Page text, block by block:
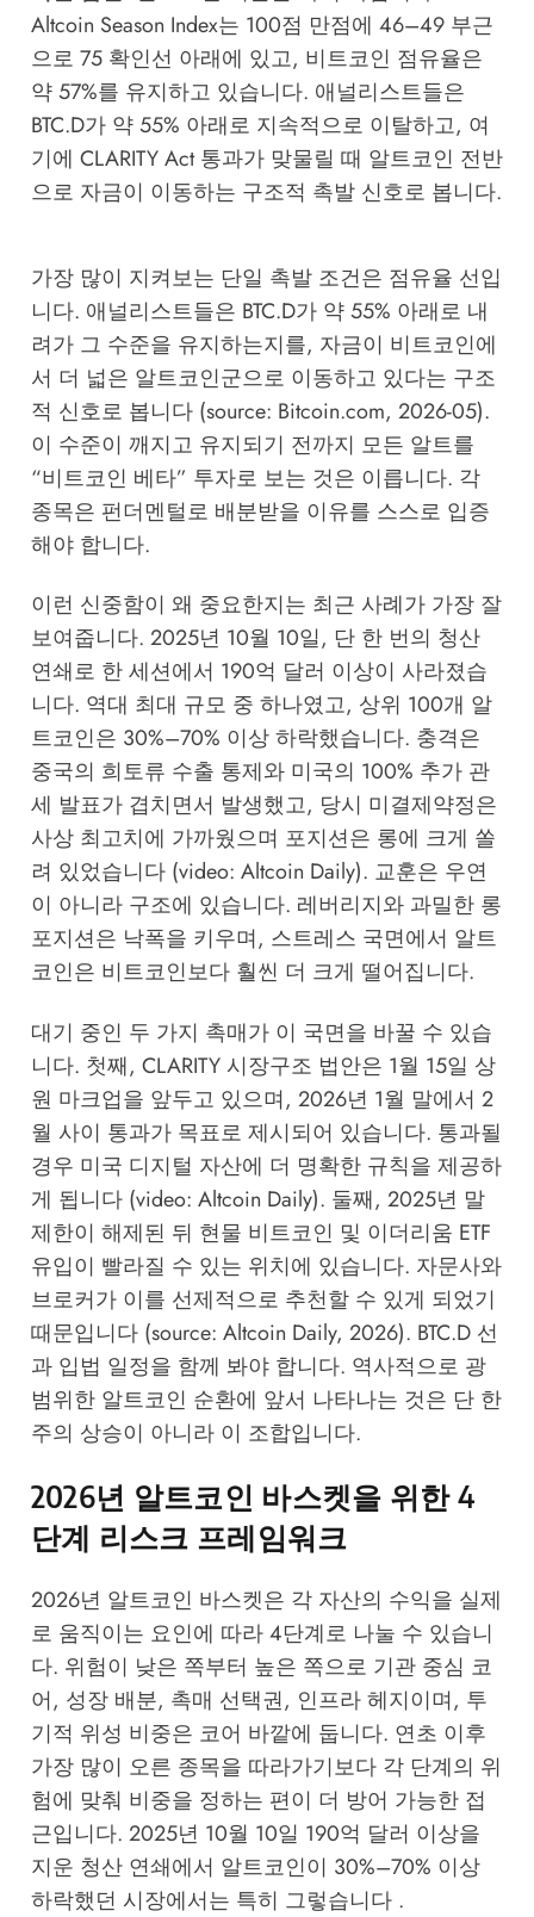
Altcoin Season Index는 100점 만점에 46–49 부근
으로 75 확인선 아래에 있고, 비트코인 점유율은
약 57%를 유지하고 있습니다. 애널리스트들은
BTC.D가 약 55% 아래로 지속적으로 이탈하고, 여
기에 CLARITY Act 통과가 맞물릴 때 알트코인 전반
으로 자금이 이동하는 구조적 촉발 신호로 봅니다.
가장 많이 지켜보는 단일 촉발 조건은 점유율 선입
니다. 애널리스트들은 BTC.D가 약 55% 아래로 내
려가 그 수준을 유지하는지를, 자금이 비트코인에
서 더 넓은 알트코인군으로 이동하고 있다는 구조
적 신호로 봅니다 (source: Bitcoin.com, 2026-05).
이 수준이 깨지고 유지되기 전까지 모든 알트를
“비트코인 베타” 투자로 보는 것은 이릅니다. 각
종목은 펀더멘털로 배분받을 이유를 스스로 입증
해야 합니다.
이런 신중함이 왜 중요한지는 최근 사례가 가장 잘
보여줍니다. 2025년 10월 10일, 단 한 번의 청산
연쇄로 한 세션에서 190억 달러 이상이 사라졌습
니다. 역대 최대 규모 중 하나였고, 상위 100개 알
트코인은 30%–70% 이상 하락했습니다. 충격은
중국의 희토류 수출 통제와 미국의 100% 추가 관
세 발표가 겹치면서 발생했고, 당시 미결제약정은
사상 최고치에 가까웠으며 포지션은 롱에 크게 쏠
려 있었습니다 (video: Altcoin Daily). 교훈은 우연
이 아니라 구조에 있습니다. 레버리지와 과밀한 롱
포지션은 낙폭을 키우며, 스트레스 국면에서 알트
코인은 비트코인보다 훨씬 더 크게 떨어집니다.
대기 중인 두 가지 촉매가 이 국면을 바꿀 수 있습
니다. 첫째, CLARITY 시장구조 법안은 1월 15일 상
원 마크업을 앞두고 있으며, 2026년 1월 말에서 2
월 사이 통과가 목표로 제시되어 있습니다. 통과될
경우 미국 디지털 자산에 더 명확한 규칙을 제공하
게 됩니다 (video: Altcoin Daily). 둘째, 2025년 말
제한이 해제된 뒤 현물 비트코인 및 이더리움 ETF
유입이 빨라질 수 있는 위치에 있습니다. 자문사와
브로커가 이를 선제적으로 추천할 수 있게 되었기
때문입니다 (source: Altcoin Daily, 2026). BTC.D 선
과 입법 일정을 함께 봐야 합니다. 역사적으로 광
범위한 알트코인 순환에 앞서 나타나는 것은 단 한
주의 상승이 아니라 이 조합입니다.
2026년 알트코인 바스켓을 위한 4
단계 리스크 프레임워크
2026년 알트코인 바스켓은 각 자산의 수익을 실제
로 움직이는 요인에 따라 4단계로 나눌 수 있습니
다. 위험이 낮은 쪽부터 높은 쪽으로 기관 중심 코
어, 성장 배분, 촉매 선택권, 인프라 헤지이며, 투
기적 위성 비중은 코어 바깥에 둡니다. 연초 이후
가장 많이 오른 종목을 따라가기보다 각 단계의 위
험에 맞춰 비중을 정하는 편이 더 방어 가능한 접
근입니다. 2025년 10월 10일 190억 달러 이상을
지운 청산 연쇄에서 알트코인이 30%–70% 이상
하락했던 시장에서는 특히 그렇습니다 .